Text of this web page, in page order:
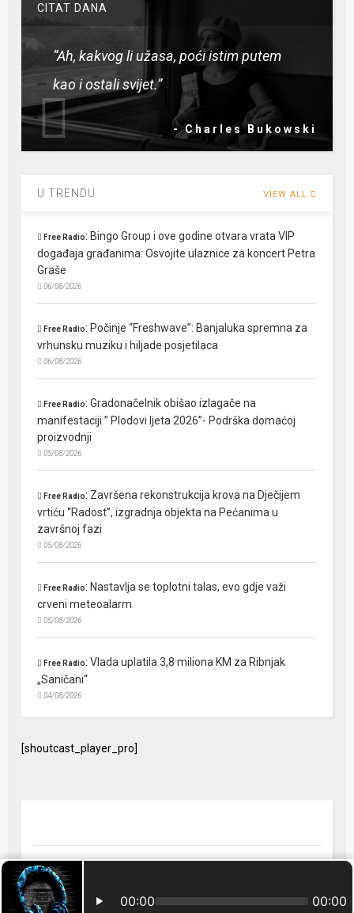
CITAT DANA
“Ah, kakvog li užasa, poći istim putem
kao i ostali svijet.”
- Charles Bukowski
U TRENDU VIEW ALL
Free Radio: Bingo Group i ove godine otvara vrata VIP
događaja građanima: Osvojite ulaznice za koncert Petra
Graše
06/08/2026
Free Radio: Počinje “Freshwave”: Banjaluka spremna za
vrhunsku muziku i hiljade posjetilaca
06/08/2026
Free Radio:Gradonačelnik obišao izlagače na
manifestaciji ” Plodovi ljeta 2026”- Podrška domaćoj
proizvodnji
05/08/2026
Free Radio: Završena rekonstrukcija krova na Dječijem
vrtiću “Radost”, izgradnja objekta na Pećanima u
završnoj fazi
05/08/2026
Free Radio: Nastavlja se toplotni talas, evo gdje važi
crveni meteoalarm
05/08/2026
Free Radio:Vlada uplatila 3,8 miliona KM za Ribnjak
„Saničani“
04/08/2026
[shoutcast_player_pro]